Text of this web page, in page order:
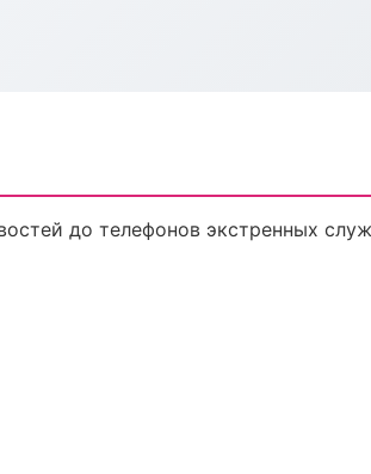
до телефонов экстренных